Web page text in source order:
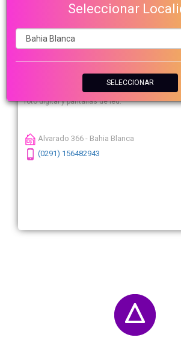
Imprenta, estudio de video, sonido, pantalla
foto digital y pantallas de led.
Alvarado 366 - Bahia Blanca
(0291) 156482943
Seleccionar
SELECCIONAR